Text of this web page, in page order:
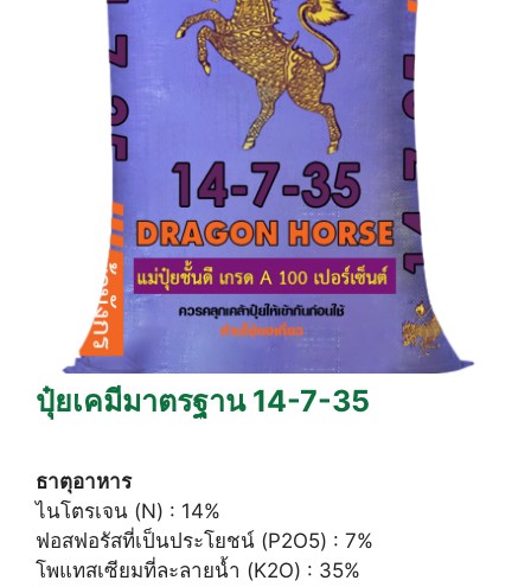
ปุ๋ยเคมีมาตรฐาน 14-7-35
ธาตุอาหาร
ไนโตรเจน (N) : 14%
ฟอสฟอรัสที่เป็นประโยชน์ (P2O5) : 7%
โพแทสเซียมที่ละลายน้ำ (K2O) : 35%